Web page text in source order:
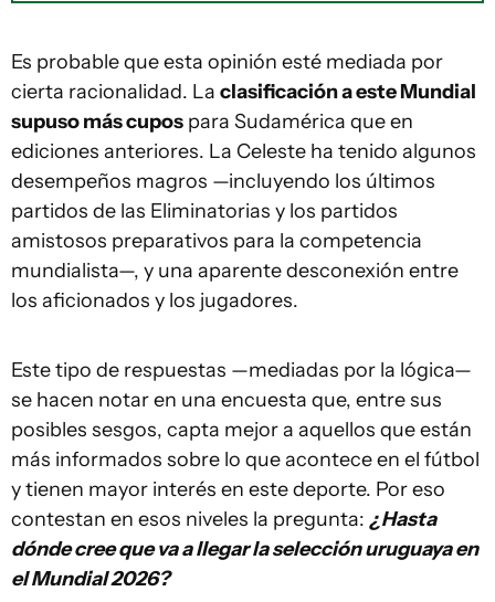
Es probable que esta opinión esté mediada por
cierta racionalidad. La clasificación a este Mundial
supuso más cupos para Sudamérica que en
ediciones anteriores. La Celeste ha tenido algunos
desempeños magros —incluyendo los últimos
partidos de las Eliminatorias y los partidos
amistosos preparativos para la competencia
mundialista—, y una aparente desconexión entre
los aficionados y los jugadores.
Este tipo de respuestas —mediadas por la lógica—
se hacen notar en una encuesta que, entre sus
posibles sesgos, capta mejor a aquellos que están
más informados sobre lo que acontece en el fútbol
y tienen mayor interés en este deporte. Por eso
contestan en esos niveles la pregunta: ¿Hasta
dónde cree que va a llegar la selección uruguaya en
el Mundial 2026?